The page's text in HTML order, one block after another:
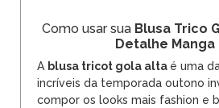
Como usar sua Blusa Trico
Detalhe Manga
A blusa tricot gola alta é uma
incríveis da temporada outono
compor os looks mais fashion e